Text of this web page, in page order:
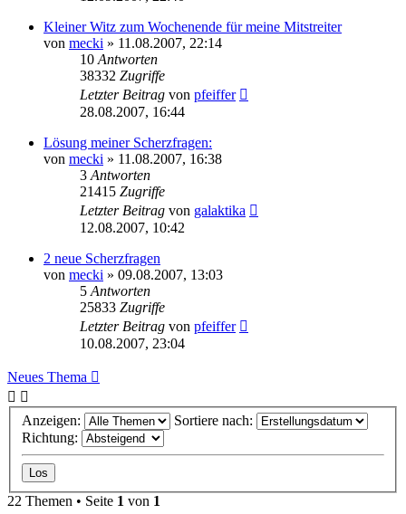
Kleiner Witz zum Wochenende für meine Mitstreiter
von mecki » 11.08.2007, 22:14
10 Antworten
38332 Zugriffe
Letzter Beitrag von pfeiffer
28.08.2007, 16:44
Lösung meiner Scherzfragen:
von mecki » 11.08.2007, 16:38
3 Antworten
21415 Zugriffe
Letzter Beitrag von galaktika
12.08.2007, 10:42
2 neue Scherzfragen
von mecki » 09.08.2007, 13:03
5 Antworten
25833 Zugriffe
Letzter Beitrag von pfeiffer
10.08.2007, 23:04
Neues Thema
Anzeigen:
Sortiere nach:
Richtung:
22 Themen • Seite 1 von 1